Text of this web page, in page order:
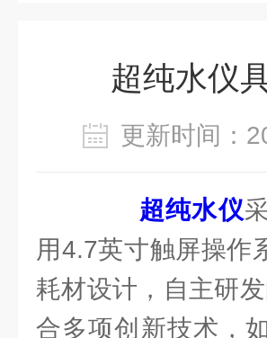
超纯水仪
更新时间
超纯水仪
用4.7英寸触屏操作
耗材设计，自主研
合多项创新技术，